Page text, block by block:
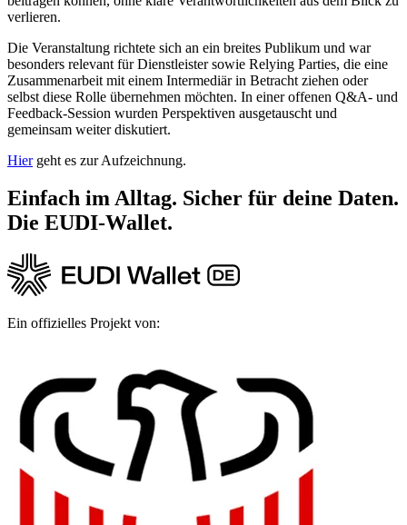
verlieren.
Die Veranstaltung richtete sich an ein breites Publikum und war
besonders relevant für Dienstleister sowie Relying Parties, die eine
Zusammenarbeit mit einem Intermediär in Betracht ziehen oder
selbst diese Rolle übernehmen möchten. In einer offenen Q&A- und
Feedback-Session wurden Perspektiven ausgetauscht und
gemeinsam weiter diskutiert.
Hiergeht es zur Aufzeichnung.
Einfach im Alltag. Sicher für deine Daten.
Die EUDI‑Wallet.
Ein offizielles Projekt von: